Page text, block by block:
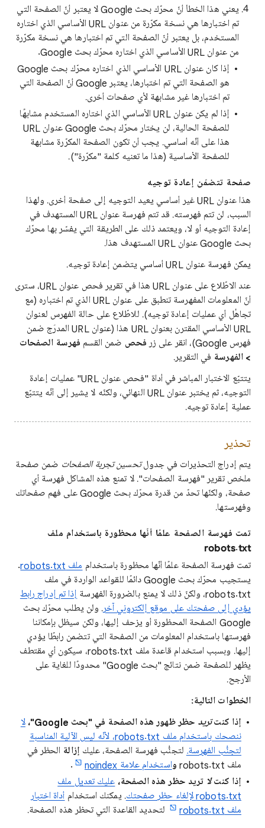
يعني هذا الخطأ أنّ محرّك بحث Google لا يعتبر أنّ الصفحة التي
تم اختبارها هي نسخة مكرّرة من عنوان URL الأساسي الذي اختاره
المستخدم، بل يعتبر أنّ الصفحة التي تم اختبارها هي نسخة مكرّرة
من عنوان URL الأساسي الذي اختاره محرّك بحث Google.
إذا كان عنوان URL الأساسي الذي اختاره محرّك بحث Google
هو الصفحة التي تم اختبارها، يعتبر Google أنّ الصفحة التي
تم اختبارها غير مشابهة لأي صفحات أخرى.
إذا لم يكن عنوان URL الأساسي الذي اختاره المستخدم مشابهًا
للصفحة الحالية، لن يختار محرّك بحث Google عنوان URL
هذا على أنّه أساسي. يجب أن تكون الصفحة المكرّرة مشابهة
للصفحة الأساسية (هذا ما تعنيه كلمة "مكرّرة").
صفحة تتضمّن إعادة توجيه
هذا عنوان URL غير أساسي يعيد التوجيه إلى صفحة أخرى. ولهذا
السبب، لن تتم فهرسته. قد تتم فهرسة عنوان URL المستهدف في
إعادة التوجيه أو لا، ويعتمد ذلك على الطريقة التي يفسّر بها محرّك
بحث Google عنوان URL المستهدف هذا.
يمكن فهرسة عنوان URL أساسي يتضمن إعادة توجيه.
عند الاطّلاع على عنوان URL هذا في تقرير فحص عنوان URL، سترى
أنّ المعلومات المفهرسة تنطبق على عنوان URL الذي تم اختباره (مع
تجاهُل أي عمليات إعادة توجيه). للاطّلاع على حالة الفهرس لعنوان
URL الأساسي المقترن بعنوان URL هذا (عنوان URL المدرَج ضمن
فهرس Google)، انقر على زر
فحص ضمن القسم فهرسة الصفحات
> الفهرسة في التقرير.
يتتبّع الاختبار المباشر في أداة "فحص عنوان URL" عمليات إعادة
التوجيه، ثم يختبر عنوان URL النهائي، ولكنّه لا يشير إلى أنّه يتتبّع
عملية إعادة توجيه.
تحذير
يتم إدراج التحذيرات في جدولتحسين تجربة الصفحات ضمن صفحة
ملخص تقرير "فهرسة الصفحات". لا تمنع هذه المشاكل فهرسة أي
صفحة، ولكنّها تحدّ من قدرة محرّك بحث Google على فهم صفحاتك
وفهرستها.
تمت فهرسة الصفحة علمًا أنّها محظورة باستخدام ملف
robots.txt
تمت فهرسة الصفحة علمًا أنّها محظورة باستخدام ملف robots.txt
.
يستجيب محرّك بحث Google دائمًا للقواعد الواردة في ملف
robots.txt، ولكنّ ذلك لا يمنع بالضرورة الفهرسة
إذا تم إدراج رابط
يؤدي إلى صفحتك على موقع إلكتروني آخر. ولن يطلب محرّك بحث
Google الصفحة المحظورة أو يزحف إليها، ولكن سيظل بإمكاننا
فهرستها باستخدام المعلومات من الصفحة التي تتضمن رابطًا يؤدي
إليها. وبسبب استخدام قاعدة ملف robots.txt، سيكون أي مقتطف
يظهر للصفحة ضمن نتائج "بحث Google" محدودًا للغاية على
الأرجح.
الخطوات التالية:
إذا كنتتريد حظر ظهور هذه الصفحة في "بحث Google"،
لا
ننصحك باستخدام ملف robots.txt، لأنّه ليس الآلية المناسبة
لتجنُّب الفهرسة. لتجنُّب فهرسة الصفحة، عليك إزالة الحظر في
ملف robots.txt
واستخدام علامة noindex
.
إذا كنتلا تريد حظر هذه الصفحة، عليك تعديل ملف
robots.txt لإلغاء حظر صفحتك
. يمكنك استخدام أداة اختبار
ملف robots.txt
لتحديد القاعدة التي تحظر هذه الصفحة.